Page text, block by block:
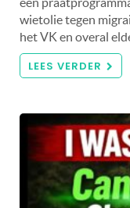
wietolie tegen
het VK en overal
LEES VERDER